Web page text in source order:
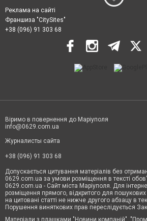
Реклама на сайті
Франшиза "CitySites"
+38 (096) 91 303 68
Віримо в повернення до Маріуполя
info@0629.com.ua
Журналисты сайта
+38 (096) 91 303 68
Допускається цитування матеріалів без
0629.com.ua за умови розміщення в тексті
0629.com.ua - Сайт міста Маріуполя. Для
розміщення прямого, відкритого для
на цитовані статті не нижче другого абзацу в
Порушення виняткових прав переслідується
Матеріали з плашками "Новини компаній",